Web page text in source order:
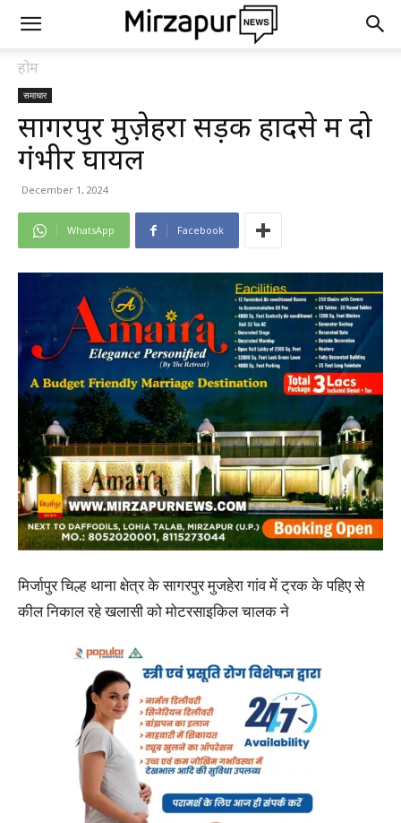
होम
समाचार
सागरपुर मुज़ेहरा सड़क हादसे में दो
गंभीर घायल
December 1, 2024
WhatsApp Facebook
मिर्जापुर चिल्ह थाना क्षेत्र के सागरपुर मुजहेरा गांव में ट्रक के पहिए से
कील निकाल रहे खलासी को मोटरसाइकिल चालक ने